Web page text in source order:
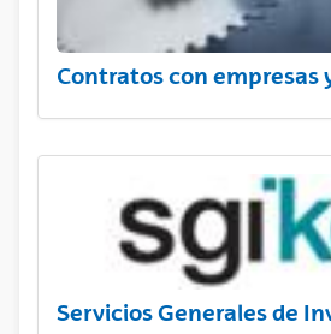
Contratos con empresas
Servicios Generales de